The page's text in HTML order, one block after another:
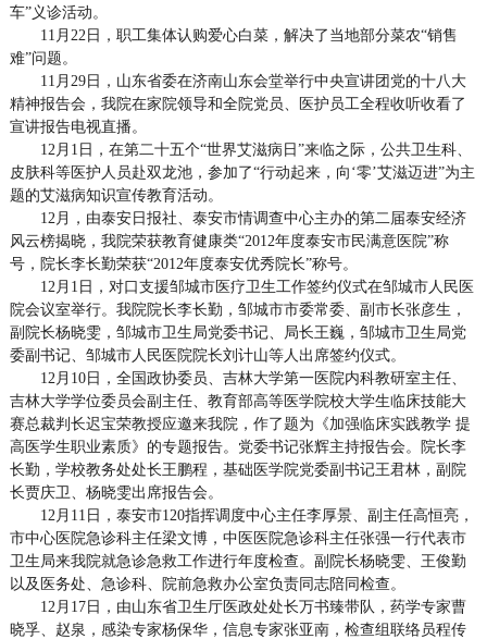
车”义诊活动。
11月22日，职工集体认购爱心白菜，解决了当地部分菜农“销售
难”问题。
11月29日，山东省委在济南山东会堂举行中央宣讲团党的十八大
精神报告会，我院在家院领导和全院党员、医护员工全程收听收看了
宣讲报告电视直播。
12月1日，在第二十五个“世界艾滋病日”来临之际，公共卫生科、
皮肤科等医护人员赴双龙池，参加了“行动起来，向‘零’艾滋迈进”为主
题的艾滋病知识宣传教育活动。
12月，由泰安日报社、泰安市情调查中心主办的第二届泰安经济
风云榜揭晓，我院荣获教育健康类“2012年度泰安市民满意医院”称
号，院长李长勤荣获“2012年度泰安优秀院长”称号。
12月1日，对口支援邹城市医疗卫生工作签约仪式在邹城市人民医
院会议室举行。我院院长李长勤，邹城市市委常委、副市长张彦生，
副院长杨晓雯，邹城市卫生局党委书记、局长王巍，邹城市卫生局党
委副书记、邹城市人民医院院长刘计山等人出席签约仪式。
12月10日，全国政协委员、吉林大学第一医院内科教研室主任、
吉林大学学位委员会副主任、教育部高等医学院校大学生临床技能大
赛总裁判长迟宝荣教授应邀来我院，作了题为《加强临床实践教学 提
高医学生职业素质》的专题报告。党委书记张辉主持报告会。院长李
长勤，学校教务处处长王鹏程，基础医学院党委副书记王君林，副院
长贾庆卫、杨晓雯出席报告会。
12月11日，泰安市120指挥调度中心主任李厚景、副主任高恒亮，
市中心医院急诊科主任梁文博，中医医院急诊科主任张强一行代表市
卫生局来我院就急诊急救工作进行年度检查。副院长杨晓雯、王俊勤
以及医务处、急诊科、院前急救办公室负责同志陪同检查。
12月17日，由山东省卫生厅医政处处长万书臻带队，药学专家曹
晓孚、赵泉，感染专家杨保华，信息专家张亚南，检查组联络员程传